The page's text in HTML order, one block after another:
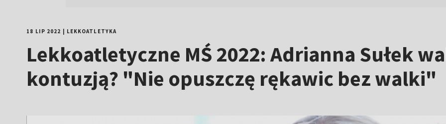
18 LIP 2022 LEKKOATLETYKA
Lekkoatletyczne MŚ 2022: Adrianna Sułek
kontuzją? "Nie opuszczę rękawic bez walki"